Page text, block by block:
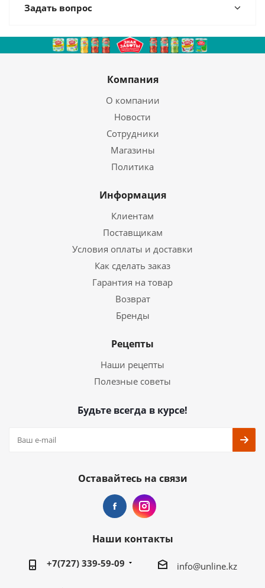
Задать вопрос
Компания
О компании
Новости
Сотрудники
Магазины
Политика
Информация
Клиентам
Поставщикам
Условия оплаты и доставки
Как сделать заказ
Гарантия на товар
Возврат
Бренды
Рецепты
Наши рецепты
Полезные советы
Будьте всегда в курсе!
Оставайтесь на связи
Наши контакты
+7(727) 339-59-09 info@unline.kz